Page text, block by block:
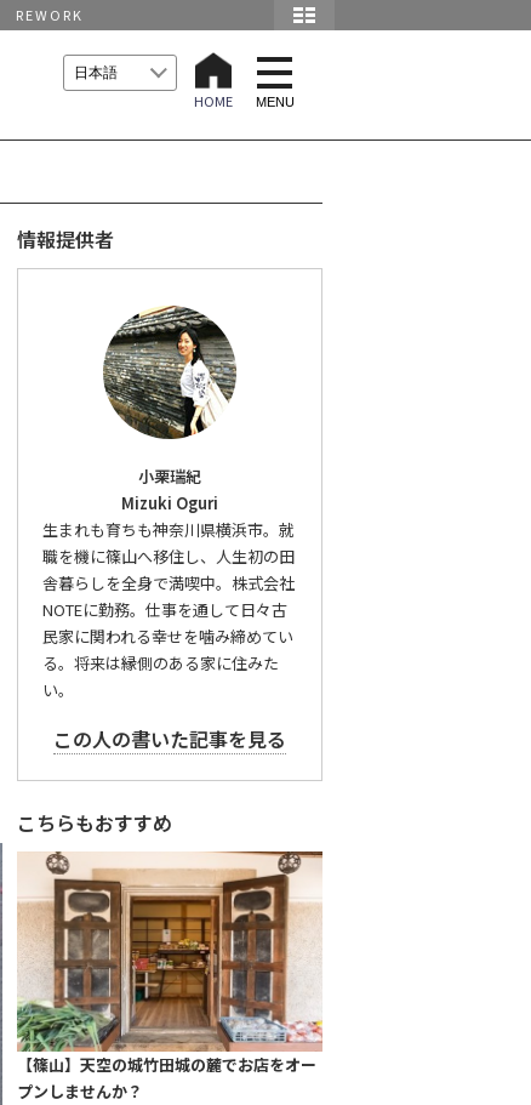
REWORK
HOME
t
o
g
l
a
MENU
情報提供者
小栗瑞紀
Mizuki Oguri
生まれも育ちも神奈川県横浜市。就
職を機に篠山へ移住し、人生初の田
舎暮らしを全身で満喫中。株式会社
NOTEに勤務。仕事を通して日々古
民家に関われる幸せを噛み締めてい
る。将来は縁側のある家に住みた
い。
この人の書いた記事を見る
こちらもおすすめ
【篠山】天空の城竹田城の麓でお店をオー
プンしませんか？